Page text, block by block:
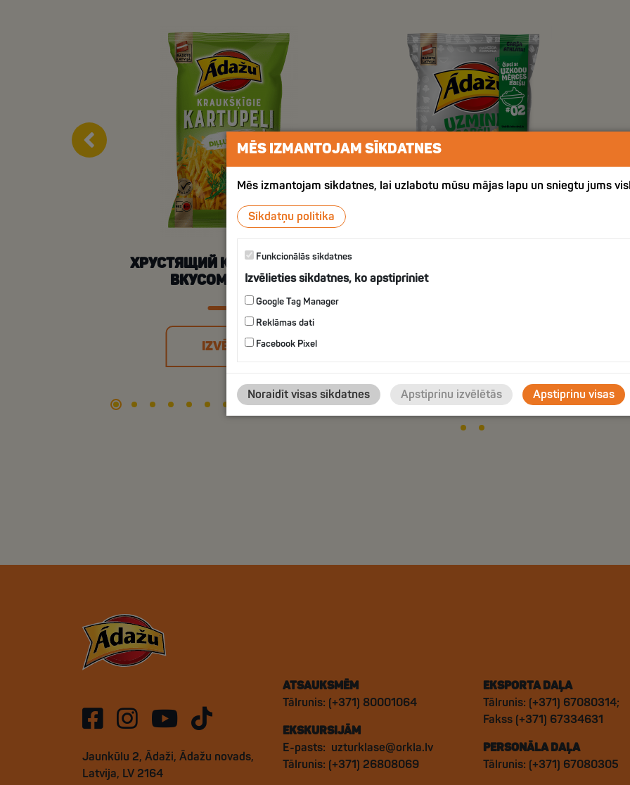
ХРУСТЯЩИЙ КАРТОФЕЛЬ СО
ВКУСОМ УКРОПА
IZVĒLIES
GUESS THE FLAVOR #2
Jaunkūlu 2, Ādaži, Ādažu novads,
Latvija, LV 2164
ATSAUKSMĒM
Tālrunis: (+371) 80001064
EKSKURSIJĀM
E-pasts: uzturklase@orkla.lv
Tālrunis: (+371) 26808069
EKSPORTA DAĻA
Tālrunis: (+371) 67080314;
Fakss (+371) 67334631
PERSONĀLA DAĻA
Tālrunis: (+371) 67080305
MĒS IZMANTOJAM SĪKDATNES
Mēs izmantojam sīkdatnes, lai uzlabotu mūsu mājas lapu un sniegtu jums
Sīkdatņu politika
Funkcionālās sīkdatnes
Izvēlieties sīkdatnes, ko apstipriniet
Google Tag Manager
Reklāmas dati
Facebook Pixel
Noraidīt visas sīkdatnes Apstiprinu izvēlētās Apstiprinu visas